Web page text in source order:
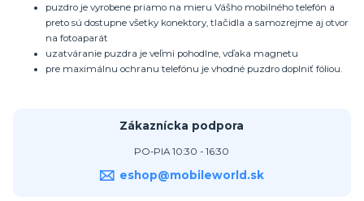
puzdro je vyrobene priamo na mieru Vášho mobilného telefón a
preto sú dostupne všetky konektory, tlačidla a samozrejme aj otvor
na fotoaparát
uzatváranie puzdra je veľmi pohodlne, vďaka magnetu
pre maximálnu ochranu telefónu je vhodné puzdro doplniť fóliou.
Zákaznícka podpora
PO-PIA 10:30 - 16:30
eshop@mobileworld.sk